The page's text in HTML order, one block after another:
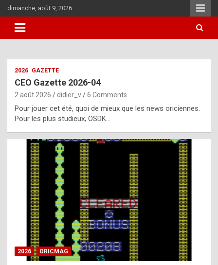
Skip
to
content
dimanche, août 9, 2026
i
u
l
y
d
i
ff
i
2026 GAZETTE
CEO Gazette 2026-04
2 août 2026 didier_v 6 Comments
Pour jouer cet été, quoi de mieux que les news oriciennes.
Pour les plus studieux, OSDK…
2026 ORICMAG